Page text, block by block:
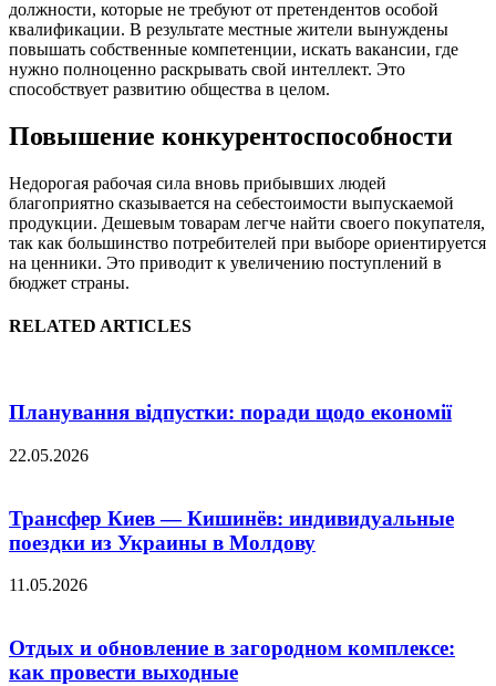
должности, которые не требуют от претендентов особой
квалификации. В результате местные жители вынуждены
повышать собственные компетенции, искать вакансии, где
нужно полноценно раскрывать свой интеллект. Это
способствует развитию общества в целом.
Повышение конкурентоспособности
Недорогая рабочая сила вновь прибывших людей
благоприятно сказывается на себестоимости выпускаемой
продукции. Дешевым товарам легче найти своего покупателя,
так как большинство потребителей при выборе ориентируется
на ценники. Это приводит к увеличению поступлений в
бюджет страны.
RELATED ARTICLES
Планування відпустки: поради щодо економії
22.05.2026
Трансфер Киев — Кишинёв: индивидуальные
поездки из Украины в Молдову
11.05.2026
Отдых и обновление в загородном комплексе:
как провести выходные